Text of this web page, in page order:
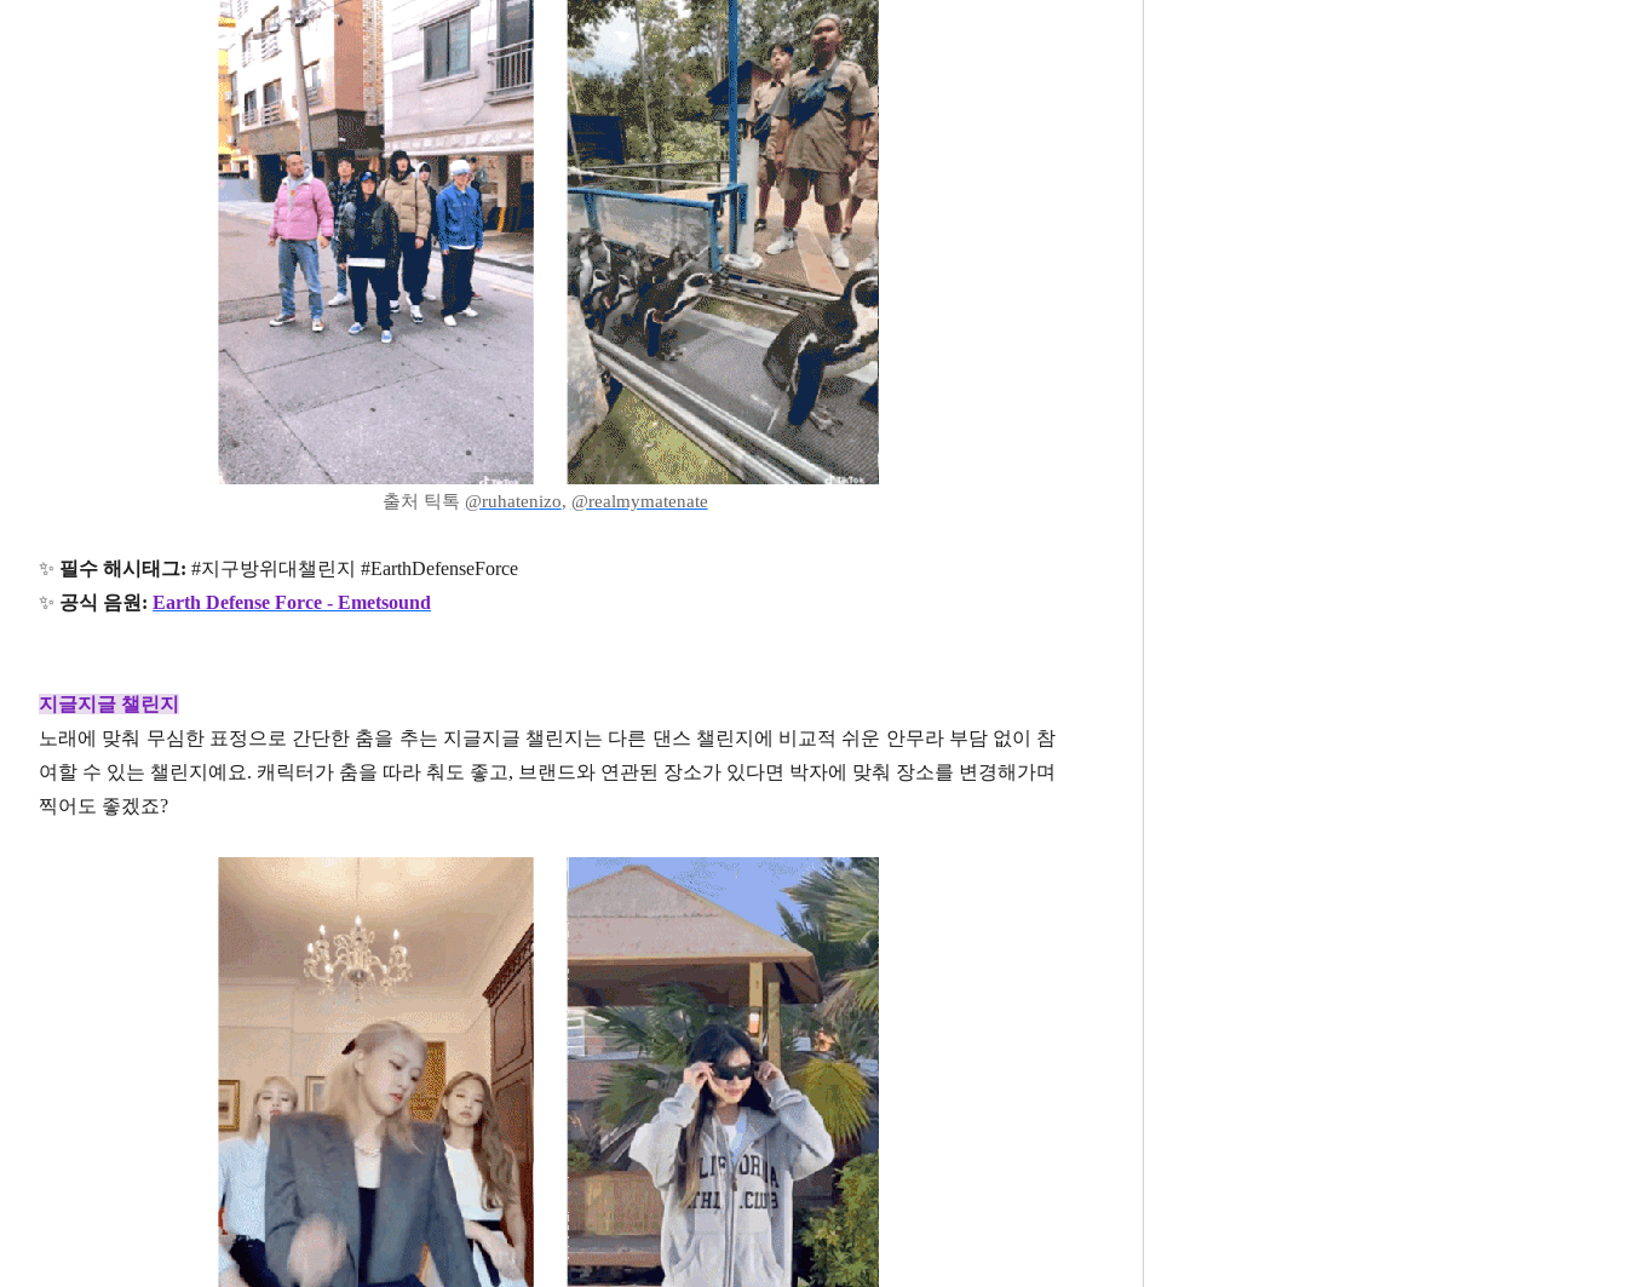
출처 틱톡 @ruhatenizo, @realmymatenate
✨ 필수 해시태그: #지구방위대챌린지 #EarthDefenseForce
✨ 공식 음원: Earth Defense Force - Emetsound
지글지글 챌린지
노래에 맞춰 무심한 표정으로 간단한 춤을 추는 지글지글 챌린지는 다른 댄스 챌린지에 비교적 쉬운 안무라 부담 없이 참
여할 수 있는 챌린지예요. 캐릭터가 춤을 따라 춰도 좋고, 브랜드와 연관된 장소가 있다면 박자에 맞춰 장소를 변경해가며
찍어도 좋겠죠?